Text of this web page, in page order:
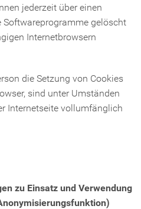
jederzeit über einen
Softwareprogramme gelöscht
Internetbrowsern
die Setzung von Cookies
sind unter Umständen
Internetseite vollumfänglich
zu Einsatz und Verwendung